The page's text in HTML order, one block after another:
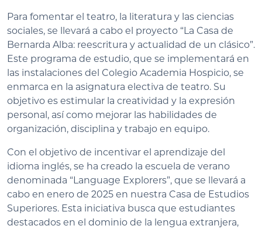
Para fomentar el teatro, la literatura y las ciencias
sociales, se llevará a cabo el proyecto “La Casa de
Bernarda Alba: reescritura y actualidad de un clásico”.
Este programa de estudio, que se implementará en
las instalaciones del Colegio Academia Hospicio, se
enmarca en la asignatura electiva de teatro. Su
objetivo es estimular la creatividad y la expresión
personal, así como mejorar las habilidades de
organización, disciplina y trabajo en equipo.
Con el objetivo de incentivar el aprendizaje del
idioma inglés, se ha creado la escuela de verano
denominada “Language Explorers”, que se llevará a
cabo en enero de 2025 en nuestra Casa de Estudios
Superiores. Esta iniciativa busca que estudiantes
destacados en el dominio de la lengua extranjera,